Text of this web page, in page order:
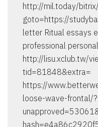
http://mil.today/
goto=https://
letter Ritual essays
professional
http://lisu.xclub.tw/
tid=81848&extra=
https://
loose-wave-frontal/?